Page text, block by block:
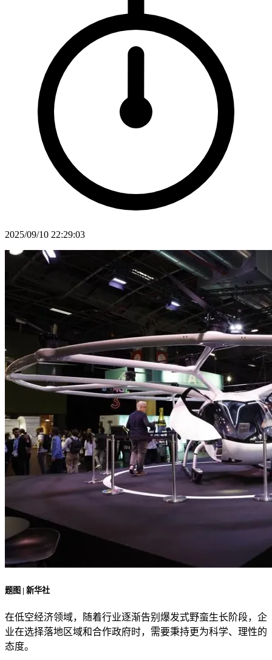
2025/09/10 22:29:03
题图 | 新华社
在低空经济领域，随着行业逐渐告别爆发式野蛮生长阶段，企
业在选择落地区域和合作政府时，需要秉持更为科学、理性的
态度。